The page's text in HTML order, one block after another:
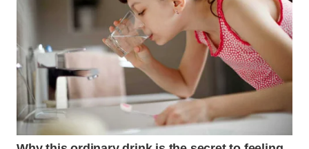
PAKPAK
WN
KARAWANG
WN